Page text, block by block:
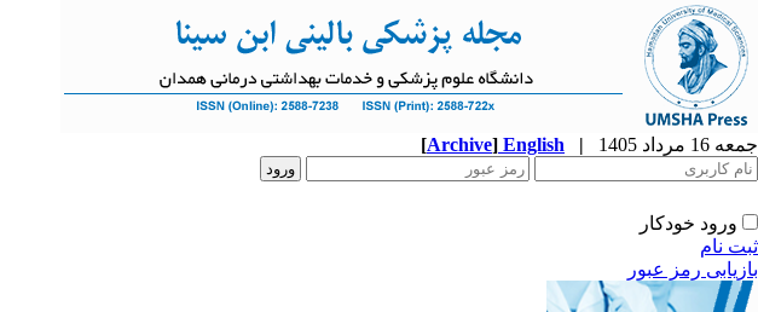
جمعه 16 مرداد 1405 |
English
[Archive]
ورود خودکار
ثبت نام
بازیابی رمز عبور